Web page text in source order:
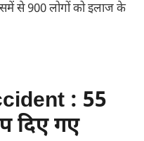
से 900 लोगों को इलाज के
: 55
दिए गए